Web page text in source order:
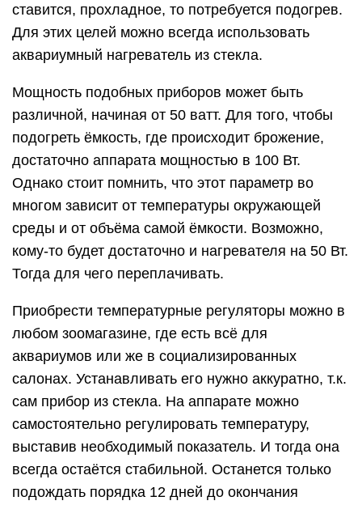
ставится, прохладное, то потребуется подогрев.
Для этих целей можно всегда использовать
аквариумный нагреватель из стекла.
Мощность подобных приборов может быть
различной, начиная от 50 ватт. Для того, чтобы
подогреть ёмкость, где происходит брожение,
достаточно аппарата мощностью в 100 Вт.
Однако стоит помнить, что этот параметр во
многом зависит от температуры окружающей
среды и от объёма самой ёмкости. Возможно,
кому-то будет достаточно и нагревателя на 50 Вт.
Тогда для чего переплачивать.
Приобрести температурные регуляторы можно в
любом зоомагазине, где есть всё для
аквариумов или же в социализированных
салонах. Устанавливать его нужно аккуратно, т.к.
сам прибор из стекла. На аппарате можно
самостоятельно регулировать температуру,
выставив необходимый показатель. И тогда она
всегда остаётся стабильной. Останется только
подождать порядка 12 дней до окончания